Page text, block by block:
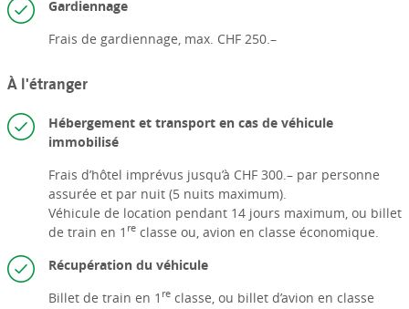
Gardiennage
Frais de gardiennage, max. CHF 250.–
À l'étranger
Hébergement et transport en cas de véhicule
immobilisé
Frais d’hôtel imprévus jusqu’à CHF 300.– par personne
assurée et par nuit (5 nuits maximum).
Véhicule de location pendant 14 jours maximum, ou billet
de train en 1 reclasse ou, avion en classe économique.
Récupération du véhicule
Billet de train en 1 reclasse, ou billet d’avion en classe